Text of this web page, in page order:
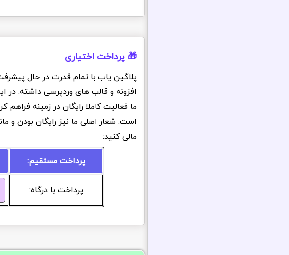
🎁 پرداخت اختیاری
پلاگین یاب با تمام قدرت در حال
افزونه و قالب های وردپرسی داشته. در
ما فعالیت کاملا رایگان در زمینه
است. شعار اصلی ما نیز رایگان بودن و
مالی کنید:
پرداخت مستقیم:
پرداخت با درگاه: